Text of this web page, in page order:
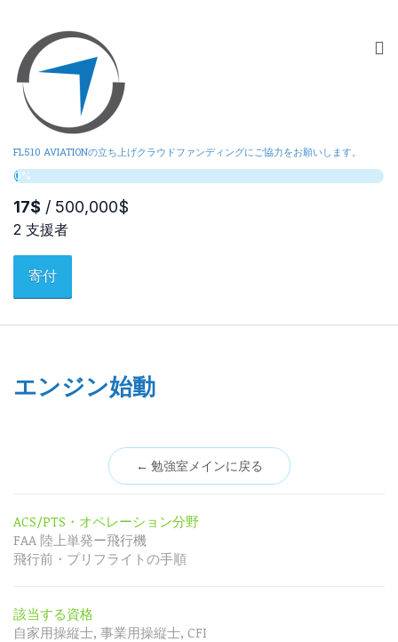
FL510 AVIATIONの立ち上げクラウドファンディングにご協力をお願いします。
寄付
エンジン始動
← 勉強室メインに戻る
ACS/PTS・オペレーション分野
FAA 陸上単発ー飛行機
飛行前・プリフライトの手順
該当する資格
自家用操縦士, 事業用操縦士, CFI